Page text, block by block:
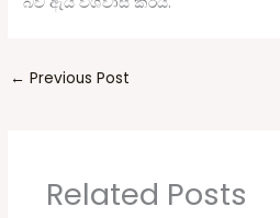
← Previous Post
Related Posts